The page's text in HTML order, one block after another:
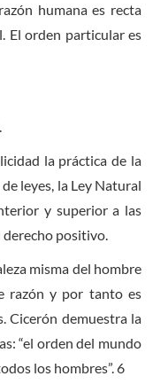
humana es recta
El orden particular es
la práctica de la
leyes, la Ley Natural
y superior a las
derecho positivo.
misma del hombre
razón y por tanto es
Cicerón demuestra la
“el orden del mundo
los hombres”.6